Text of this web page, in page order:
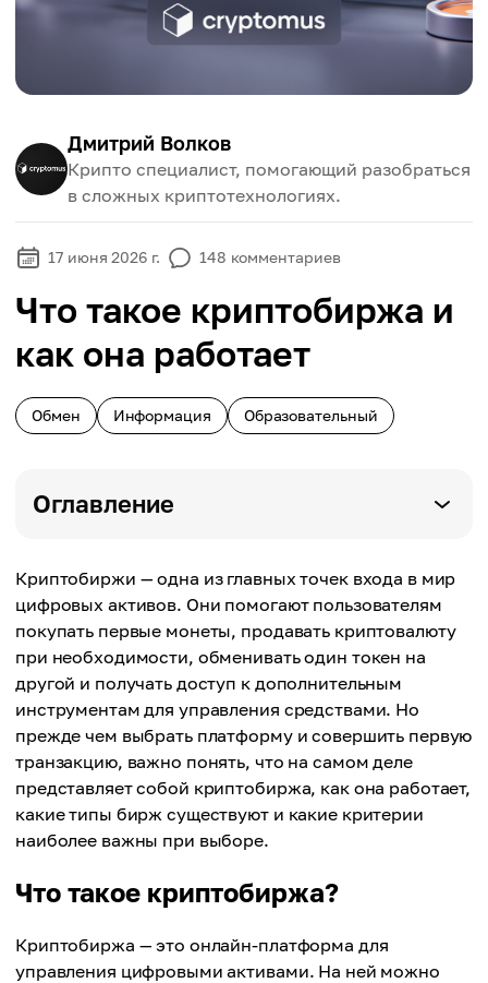
Дмитрий Волков
Крипто специалист, помогающий разобраться
в сложных криптотехнологиях.
17 июня 2026 г. 148 комментариев
Что такое криптобиржа и
как она работает
Обмен Информация Образовательный
Оглавление
Криптобиржи — одна из главных точек входа в мир
цифровых активов. Они помогают пользователям
покупать первые монеты, продавать криптовалюту
при необходимости, обменивать один токен на
другой и получать доступ к дополнительным
инструментам для управления средствами. Но
прежде чем выбрать платформу и совершить первую
транзакцию, важно понять, что на самом деле
представляет собой криптобиржа, как она работает,
какие типы бирж существуют и какие критерии
наиболее важны при выборе.
Что такое криптобиржа?
Криптобиржа — это онлайн-платформа для
управления цифровыми активами. На ней можно